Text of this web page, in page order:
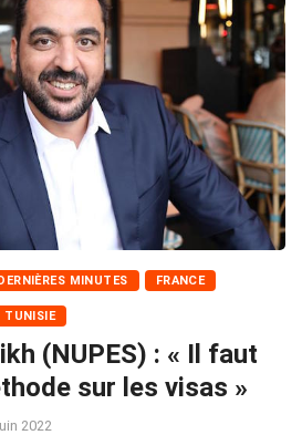
MINUTES FRANCE
TUNISIE
(NUPES) : « Il faut
sur les visas »
2022